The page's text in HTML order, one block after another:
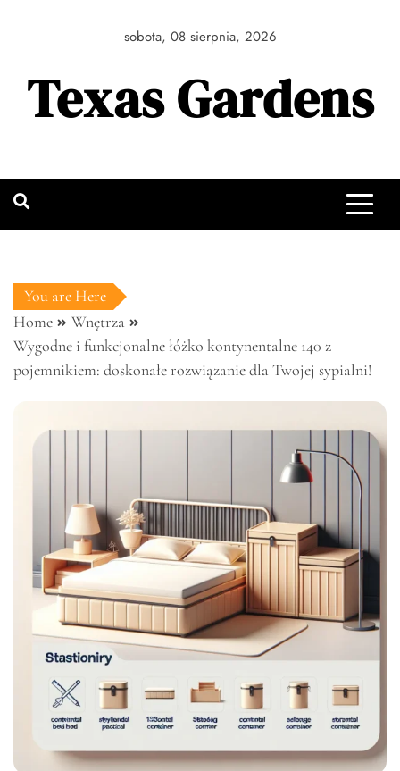
sobota, 08 sierpnia, 2026
Texas Gardens
You are Here
Home
Wnętrza
Wygodne i funkcjonalne łóżko kontynentalne 140 z
pojemnikiem: doskonałe rozwiązanie dla Twojej sypialni!